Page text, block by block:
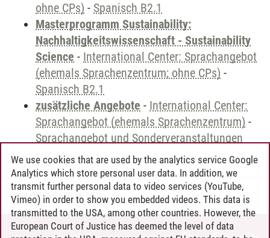
ohne CPs) - Spanisch B2.1
Masterprogramm Sustainability:
Nachhaltigkeitswissenschaft - Sustainability
Science - International Center: Sprachangebot
(ehemals Sprachenzentrum; ohne CPs) -
Spanisch B2.1
zusätzliche Angebote - International Center:
Sprachangebot (ehemals Sprachenzentrum) -
Sprachangebot und Sonderveranstaltungen
Andreea Tribel 30.06.2024
We use cookies that are used by the analytics service Google
Analytics which store personal user data. In addition, we
transmit further personal data to video services (YouTube,
Vimeo) in order to show you embedded videos. This data is
transmitted to the USA, among other countries. However, the
European Court of Justice has deemed the level of data